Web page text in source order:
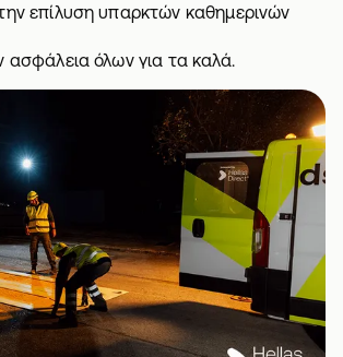
επίλυση υπαρκτών καθημερινών
ασφάλεια όλων για τα καλά.